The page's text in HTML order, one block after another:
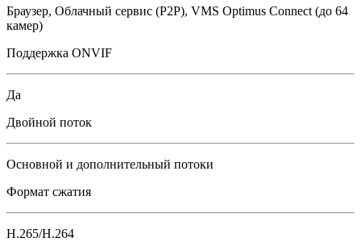
Браузер, Облачный сервис (P2P), VMS Optimus Сonnect (до 64
камер)
Поддержка ONVIF
Да
Двойной поток
Основной и дополнительный потоки
Формат сжатия
H.265/H.264